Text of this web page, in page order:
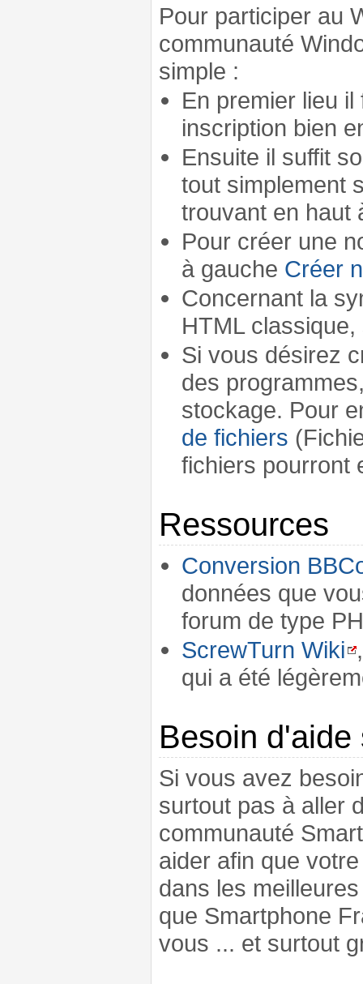
Pour participer au
communauté
simple :
En premier lieu
inscription bien
Ensuite il suffit
tout simplement
trouvant en haut
Pour créer une
à gauche Créer
Concernant la
HTML
Si vous désirez
des
stockage. Pour
de fichiers
fichiers pourront
Ressources
Conversion
données que
forum de type
ScrewTurn Wiki
qui a été
Besoin
Si vous avez
surtout pas à aller
communauté
aider afin que
dans les
que Smartphone
vous ... et surtout